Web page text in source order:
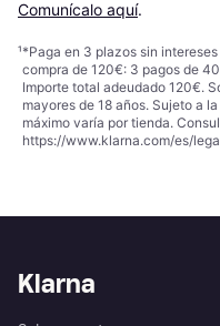
Comunícalo aquí.
¹*Paga en 3 plazos sin
compra de 120€: 3 pagos de
Importe total adeudado 120€.
mayores de 18 años. Sujeto a
máximo varía por tienda.
https://www.klarna.com/es/
Klarna